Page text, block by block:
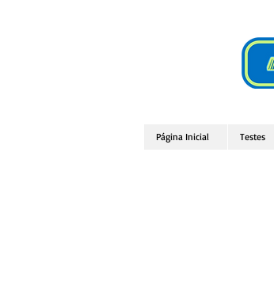
Página Inicial Testes